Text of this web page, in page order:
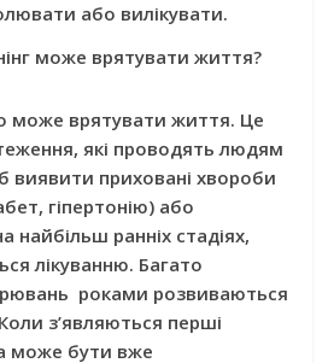
або вилікувати.
може врятувати життя?
може врятувати життя. Це
які проводять людям
виявити приховані хвороби
гіпертонію) або
найбільш ранніх стадіях,
лікуванню. Багато
роками розвиваються
з’являються перші
може бути вже